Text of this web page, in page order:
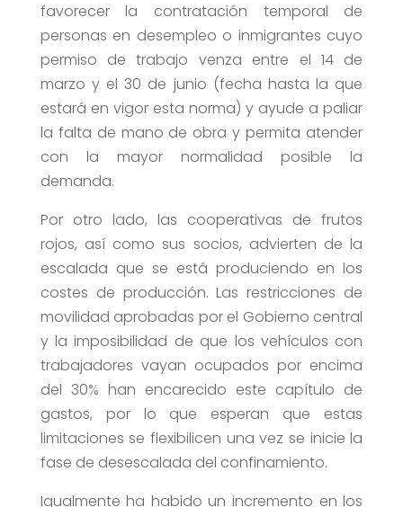
favorecer la contratación temporal de
personas en desempleo o inmigrantes cuyo
permiso de trabajo venza entre el 14 de
marzo y el 30 de junio (fecha hasta la que
estará en vigor esta norma) y ayude a paliar
la falta de mano de obra y permita atender
con la mayor normalidad posible la
demanda.
Por otro lado, las cooperativas de frutos
rojos, así como sus socios, advierten de la
escalada que se está produciendo en los
costes de producción. Las restricciones de
movilidad aprobadas por el Gobierno central
y la imposibilidad de que los vehículos con
trabajadores vayan ocupados por encima
del 30% han encarecido este capítulo de
gastos, por lo que esperan que estas
limitaciones se flexibilicen una vez se inicie la
fase de desescalada del confinamiento.
Igualmente ha habido un incremento en los